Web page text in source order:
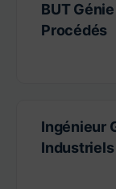
BUT
Procédés
Ingénieur
Industriels